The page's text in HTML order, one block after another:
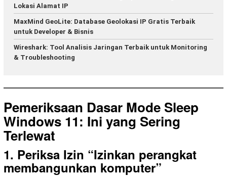
Lokasi Alamat IP
MaxMind GeoLite: Database Geolokasi IP Gratis Terbaik
untuk Developer & Bisnis
Wireshark: Tool Analisis Jaringan Terbaik untuk Monitoring
& Troubleshooting
Pemeriksaan Dasar Mode Sleep
Windows 11: Ini yang Sering
Terlewat
1. Periksa Izin “Izinkan perangkat
membangunkan komputer”